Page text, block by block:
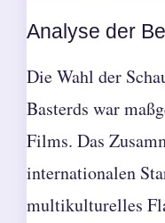
Analyse der
Die Wahl der
Basterds war
Films. Das
internationalen
multikulturelles